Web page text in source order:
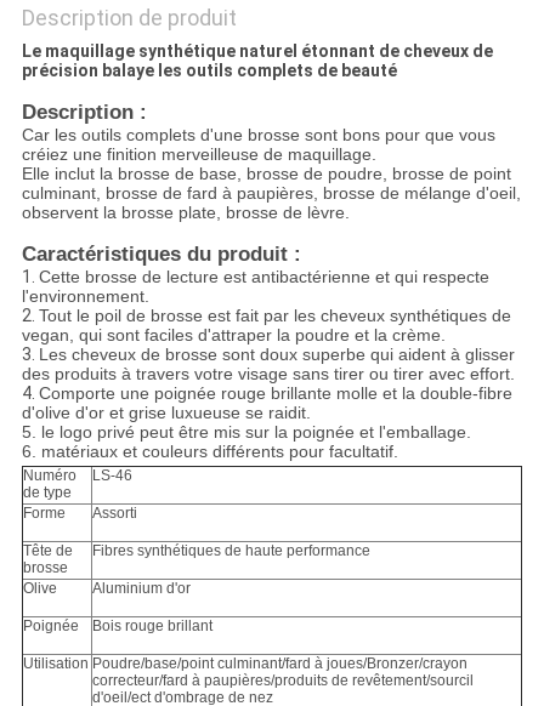
Description de produit
Le maquillage synthétique naturel étonnant de cheveux de
précision balaye les outils complets de beauté
Description :
Car les outils complets d'une brosse sont bons pour que vous
créiez une finition merveilleuse de maquillage.
Elle inclut la brosse de base, brosse de poudre, brosse de point
culminant, brosse de fard à paupières, brosse de mélange d'oeil,
observent la brosse plate, brosse de lèvre.
Caractéristiques du produit :
1. Cette brosse de lecture est antibactérienne et qui respecte
l'environnement.
2. Tout le poil de brosse est fait par les cheveux synthétiques de
vegan, qui sont faciles d'attraper la poudre et la crème.
3. Les cheveux de brosse sont doux superbe qui aident à glisser
des produits à travers votre visage sans tirer ou tirer avec effort.
4. Comporte une poignée rouge brillante molle et la double-fibre
d'olive d'or et grise luxueuse se raidit.
5. le logo privé peut être mis sur la poignée et l'emballage.
6. matériaux et couleurs différents pour facultatif.
Numéro
de type
LS-46
Forme Assorti
Tête de
brosse
Fibres synthétiques de haute performance
Olive Aluminium d'or
Poignée Bois rouge brillant
Utilisation Poudre/base/point culminant/fard à joues/Bronzer/crayon
correcteur/fard à paupières/produits de revêtement/sourcil
d'oeil/ect d'ombrage de nez